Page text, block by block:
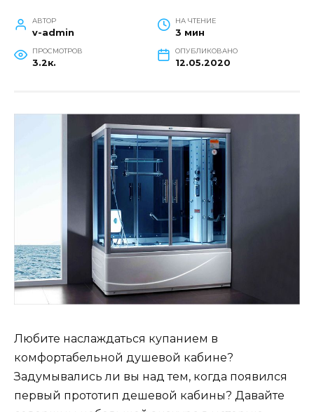
АВТОР
v-admin
НА ЧТЕНИЕ
3 мин
ПРОСМОТРОВ
3.2к.
ОПУБЛИКОВАНО
12.05.2020
Любите наслаждаться купанием в
комфортабельной душевой кабине?
Задумывались ли вы над тем, когда появился
первый прототип дешевой кабины? Давайте